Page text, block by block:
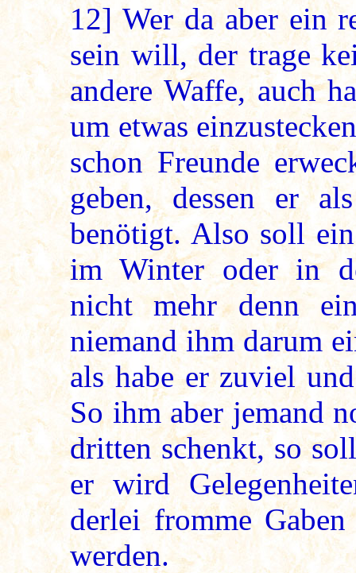
12] Wer da aber ein
sein will, der trage
andere Waffe, auch
um etwas
schon Freunde
geben, dessen er
benötigt. Also soll
im Winter oder in
nicht mehr denn
niemand ihm darum
als habe er zuviel
So ihm aber jemand
dritten schenkt, so
er wird
derlei fromme
werden.